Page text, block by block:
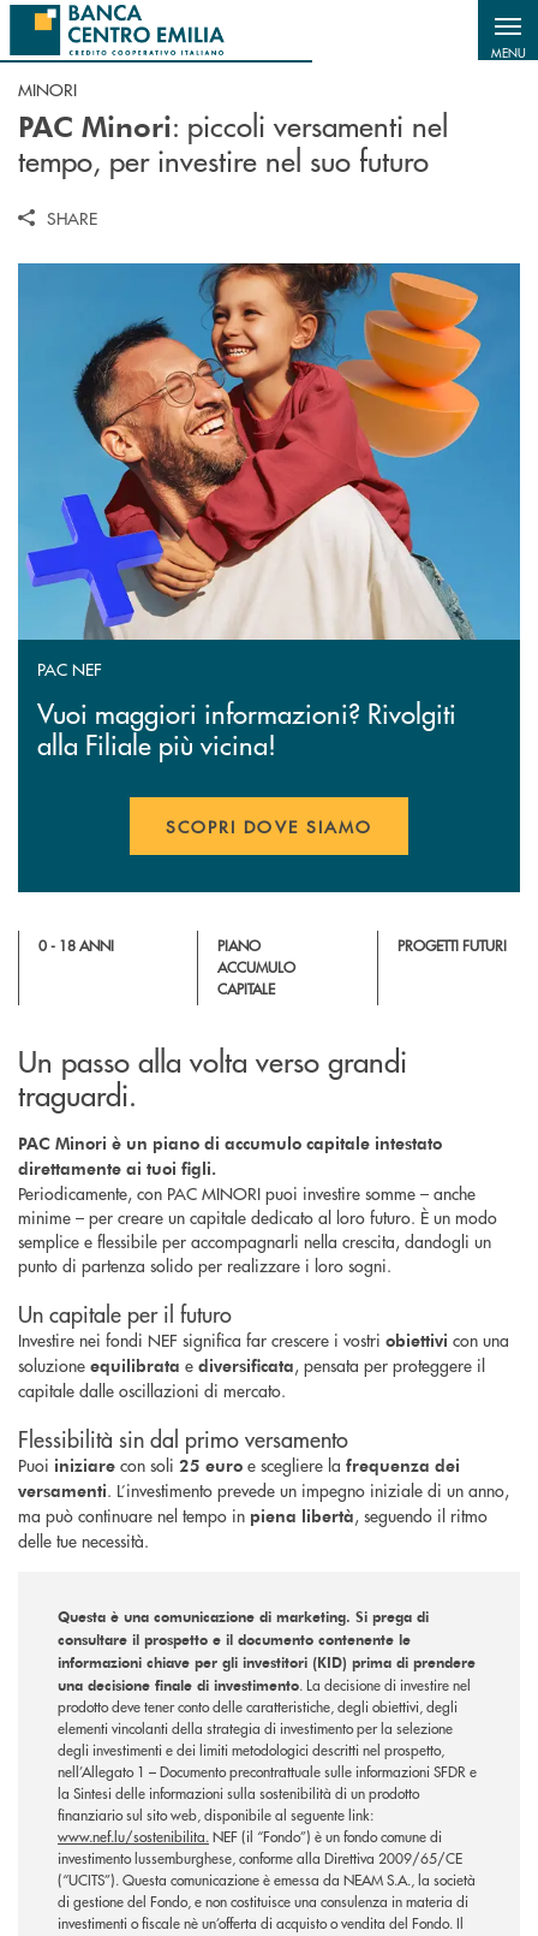
Salta al contenuto principale
MENU
MINORI
PAC Minori: piccoli versamenti nel
tempo, per investire nel suo futuro
SHARE
PAC NEF
Vuoi maggiori informazioni? Rivolgiti
alla Filiale più vicina!
SCOPRI DOVE SIAMO
0 - 18 ANNI
PIANO
ACCUMULO
CAPITALE
PROGETTI FUTURI
Un passo alla volta verso grandi
traguardi.
PAC Minori è un piano di accumulo capitale intestato
direttamente ai tuoi figli.
Periodicamente, con PAC MINORI puoi investire somme – anche
minime – per creare un capitale dedicato al loro futuro. È un modo
semplice e flessibile per accompagnarli nella crescita, dandogli un
punto di partenza solido per realizzare i loro sogni.
Un capitale per il futuro
Investire nei fondi NEF significa far crescere i vostri obiettivi con una
soluzione equilibrata e diversificata, pensata per proteggere il
capitale dalle oscillazioni di mercato.
Flessibilità sin dal primo versamento
Puoi iniziare con soli 25 euro e scegliere la frequenza dei
versamenti. L’investimento prevede un impegno iniziale di un anno,
ma può continuare nel tempo in piena libertà, seguendo il ritmo
delle tue necessità.
Questa è una comunicazione di marketing. Si prega di
consultare il prospetto e il documento contenente le
informazioni chiave per gli investitori (KID) prima di prendere
una decisione finale di investimento. La decisione di investire nel
prodotto deve tener conto delle caratteristiche, degli obiettivi, degli
elementi vincolanti della strategia di investimento per la selezione
degli investimenti e dei limiti metodologici descritti nel prospetto,
nell’Allegato 1 – Documento precontrattuale sulle informazioni SFDR e
la Sintesi delle informazioni sulla sostenibilità di un prodotto
finanziario sul sito web, disponibile al seguente link:
www.nef.lu/sostenibilita.NEF (il “Fondo”) è un fondo comune di
investimento lussemburghese, conforme alla Direttiva 2009/65/CE
(“UCITS”). Questa comunicazione è emessa da NEAM S.A., la società
di gestione del Fondo, e non costituisce una consulenza in materia di
investimenti o fiscale nè un’offerta di acquisto o vendita del Fondo. Il